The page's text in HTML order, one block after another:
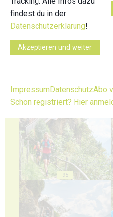
93
95
findest du in der
Datenschutzerklärung!
Akzeptieren und weiter
Impressum DatenschutzAbo
Schon registriert? Hier